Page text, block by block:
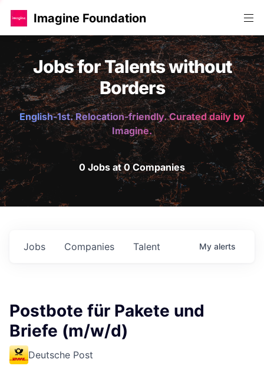
Imagine Foundation
Jobs for Talents without
Borders
English-1st. Relocation-friendly. Curated daily by
Imagine.
0 Jobs at 0 Companies
Jobs Companies Talent My alerts
Postbote für Pakete und
Briefe (m/w/d)
Deutsche Post